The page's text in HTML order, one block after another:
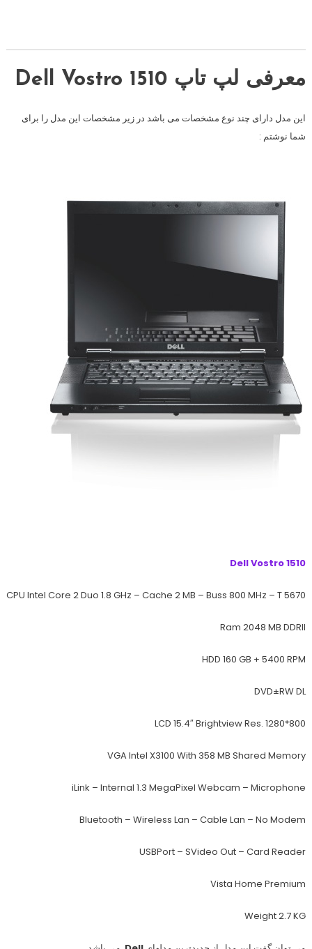
معرفی لپ تاپ Dell Vostro 1510
این مدل دارای چند نوع مشخصات می باشد در زیر مشخصات این مدل را برای
شما نوشتم :
Dell Vostro 1510
CPU IntelCore 2 Duo 1.8 GHz – Cache 2 MB – Buss 800 MHz – T 5670
Ram 2048 MB DDRII
HDD 160 GB + 5400 RPM
DVD±RW DL
LCD 15.4″ Brightview Res. 1280*800
VGA Intel X3100 With 358 MB Shared Memory
iLink – Internal 1.3 MegaPixel Webcam – Microphone
Bluetooth – Wireless Lan – Cable Lan – No Modem
USBPort – SVideo Out – Card Reader
Vista Home Premium
Weight 2.7 KG